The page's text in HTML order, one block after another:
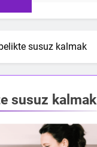
susuz kalmak
susuz kalmak